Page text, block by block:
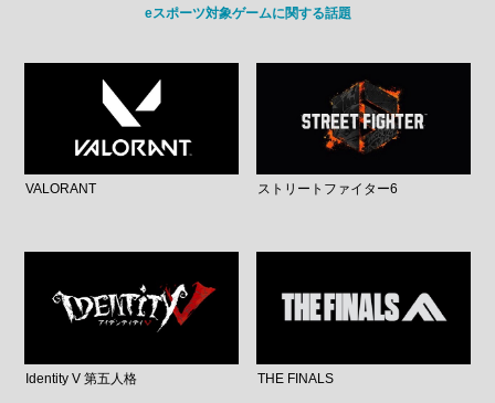
eスポーツ対象ゲームに関する話題
VALORANT ストリートファイター6
Identity V 第五人格 THE FINALS